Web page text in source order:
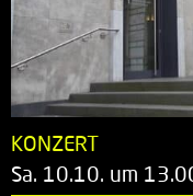
KONZERT
Sa. 10.10. um